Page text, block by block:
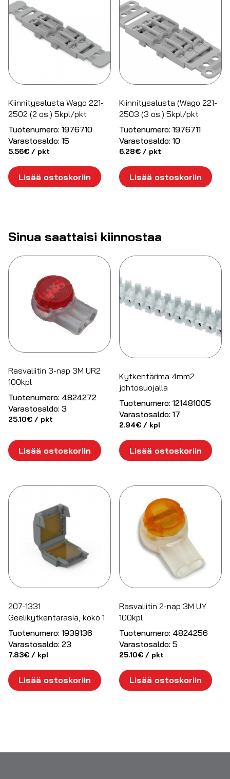
Kiinnitysalusta Wago 221-
2502 (2 os.) 5kpl/pkt
Tuotenumero: 1976710
Varastosaldo: 15
5.56€ / pkt
Lisää ostoskoriin
Kiinnitysalusta (Wago 221-
2503 (3 os.) 5kpl/pkt
Tuotenumero: 1976711
Varastosaldo: 10
6.28€ / pkt
Lisää ostoskoriin
Sinua saattaisi kiinnostaa
Rasvaliitin 3-nap 3M UR2
100kpl
Tuotenumero: 4824272
Varastosaldo: 3
25.10€ / pkt
Lisää ostoskoriin
Kytkentärima 4mm2
johtosuojalla
Tuotenumero: 121481005
Varastosaldo: 17
2.94€ / kpl
Lisää ostoskoriin
207-1331
Geelikytkentärasia, koko 1
Tuotenumero: 1939136
Varastosaldo: 23
7.83€ / kpl
Lisää ostoskoriin
Rasvaliitin 2-nap 3M UY
100kpl
Tuotenumero: 4824256
Varastosaldo: 5
25.10€ / pkt
Lisää ostoskoriin